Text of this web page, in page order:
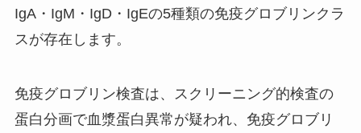
IgA・IgM・IgD・IgEの5種類の免疫グロブリンクラ
スが存在します。
免疫グロブリン検査は、スクリーニング的検査の
蛋白分画で血漿蛋白異常が疑われ、免疫グロブリ